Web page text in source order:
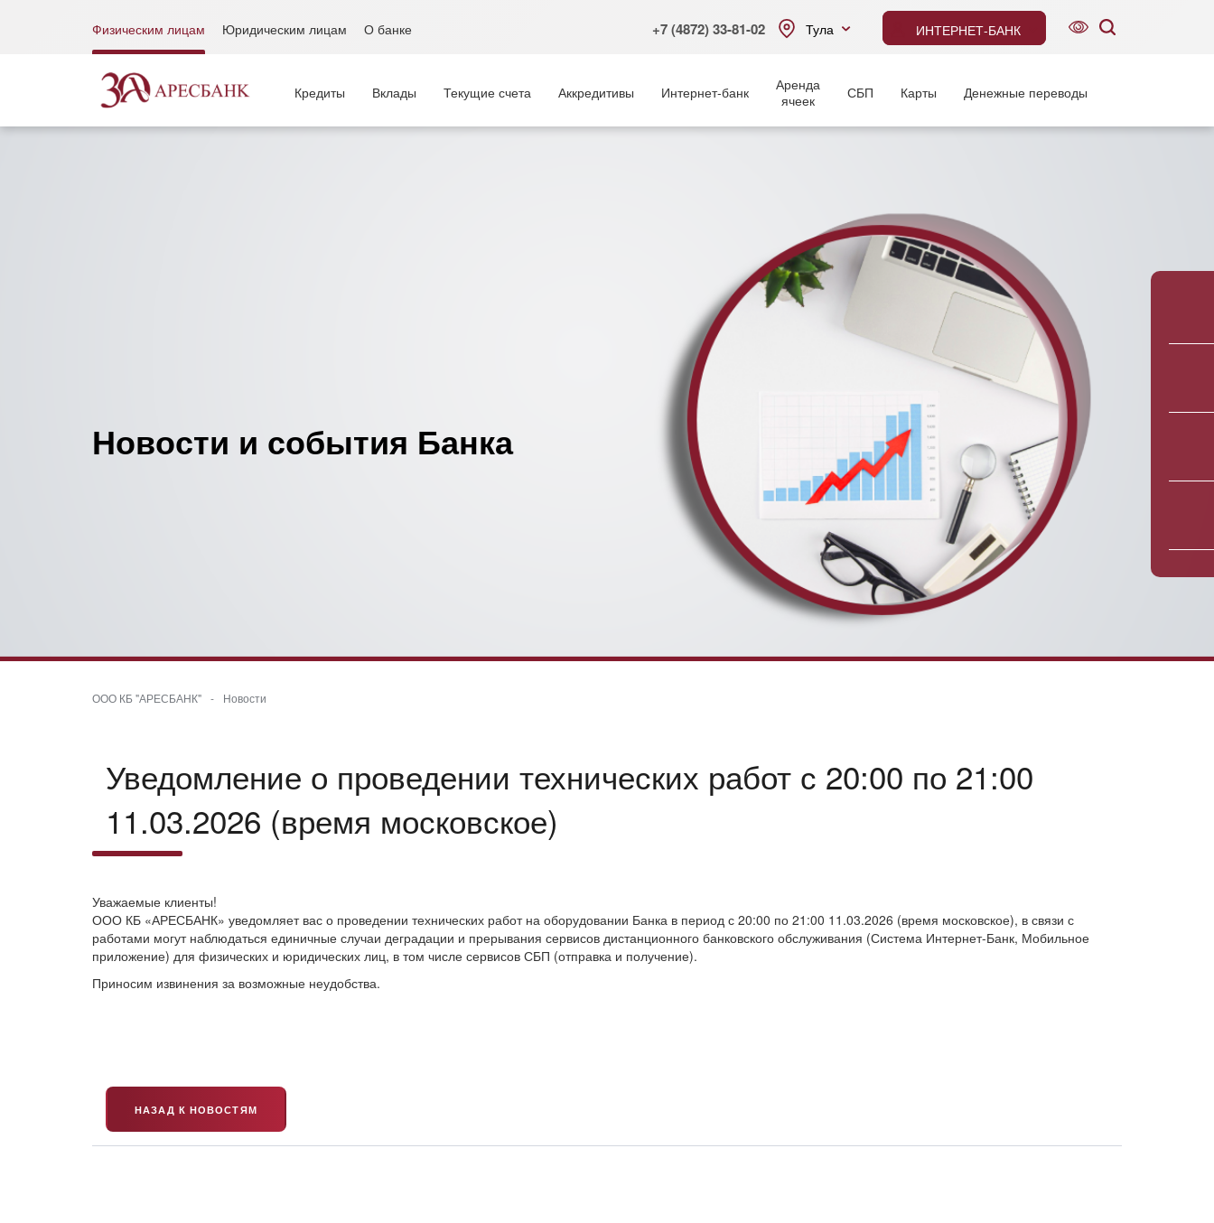
Физическим лицам Юридическим лицам О банке ИНТЕРНЕТ-БАНК
Тула
+7 (4872) 33-81-02
Кредиты Вклады Текущие счета Аккредитивы Интернет-банк
Аренда
ячеек
СБП Карты Денежные переводы
Новости и события Банка
ООО КБ "АРЕСБАНК" - Новости
Уведомление о проведении технических работ с 20:00 по 21:00
11.03.2026 (время московское)
Уважаемые клиенты!
ООО КБ «АРЕСБАНК» уведомляет вас о проведении технических работ на оборудовании Банка в период с 20:00 по 21:00 11.03.2026 (время московское), в связи с
работами могут наблюдаться единичные случаи деградации и прерывания сервисов дистанционного банковского обслуживания (Система Интернет-Банк, Мобильное
приложение) для физических и юридических лиц, в том числе сервисов СБП (отправка и получение).
Приносим извинения за возможные неудобства.
НАЗАД К НОВОСТЯМ